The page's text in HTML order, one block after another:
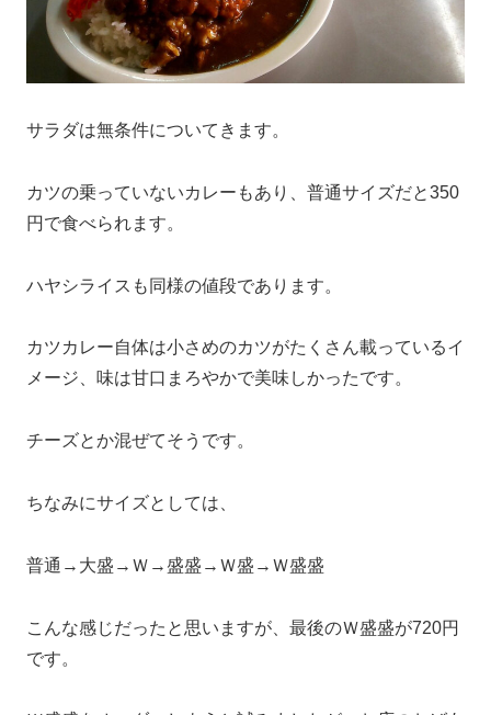
サラダは無条件についてきます。
カツの乗っていないカレーもあり、普通サイズだと350
円で食べられます。
ハヤシライスも同様の値段であります。
カツカレー自体は小さめのカツがたくさん載っているイ
メージ、味は甘口まろやかで美味しかったです。
チーズとか混ぜてそうです。
ちなみにサイズとしては、
普通→大盛→Ｗ→盛盛→Ｗ盛→Ｗ盛盛
こんな感じだったと思いますが、最後のＷ盛盛が720円
です。